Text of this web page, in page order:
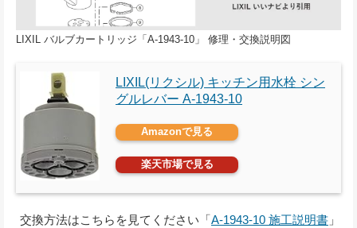
LIXIL バルブカートリッジ「A-1943-10」 修理・交換説明図
LIXIL(リクシル) キッチン用水栓 シン
グルレバー A-1943-10
Amazonで見る
楽天市場で見る
交換方法はこちらを見てください「A-1943-10 施工説明書 」